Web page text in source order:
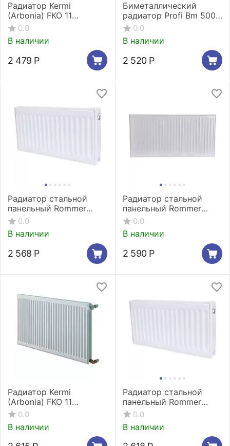
Радиатор Kermi
(Arbonia) FKO 11
400x400
0.0
В наличии
2 479 Р
Биметаллический
радиатор Profi Bm 500
(4 секции)
0.0
В наличии
2 520 Р
Радиатор стальной
панельный Rommer
Compact 11/500/500
боковое подключение
0.0
В наличии
2 568 Р
Радиатор стальной
панельный Rommer
Compact 21/300/400
боковое подключение
0.0
В наличии
2 590 Р
Радиатор Kermi
(Arbonia) FKO 11
300x500
0.0
В наличии
Радиатор стальной
панельный Rommer
Compact 11/300/700
боковое подключение
0.0
В наличии